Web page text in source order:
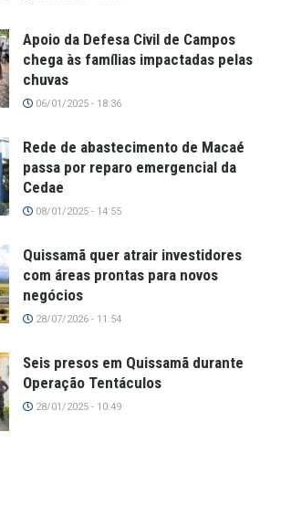
Apoio da Defesa Civil de Campos
chega às famílias impactadas pelas
chuvas
06/01/2025 - 18:36
Rede de abastecimento de Macaé
passa por reparo emergencial da
Cedae
08/01/2025 - 14:55
Quissamã quer atrair investidores
com áreas prontas para novos
negócios
28/07/2026 - 11:54
Seis presos em Quissamã durante
Operação Tentáculos
28/01/2025 - 10:49